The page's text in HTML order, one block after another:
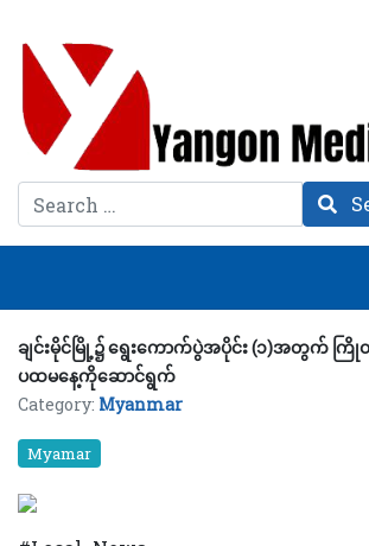
Search
ချင်းမိုင်မြို့၌ ရွေးကောက်ပွဲအပိုင်း (၁)အတွက် ကြိုတ
ပထမနေ့ကိုဆောင်ရွက်
Category: Myanmar
Myamar